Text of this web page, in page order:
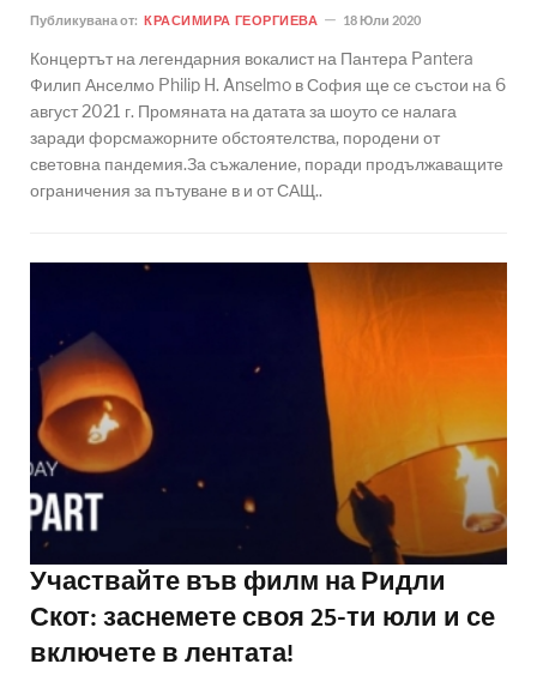
Публикувана от: КРАСИМИРА ГЕОРГИЕВА 18 Юли 2020
Концертът на легендарния вокалист на Пантера Pantera
Филип Анселмо Philip H. Anselmo в София ще се състои на 6
август 2021 г. Промяната на датата за шоуто се налага
заради форсмажорните обстоятелства, породени от
световна пандемия.За съжаление, поради продължаващите
ограничения за пътуване в и от САЩ..
Участвайте във филм на Ридли
Скот: заснемете своя 25-ти юли и се
включете в лентата!